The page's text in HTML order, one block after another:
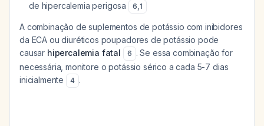
de hipercalemia perigosa
6,1
A combinação de suplementos de potássio com inibidores
da ECA ou diuréticos poupadores de potássio pode
causar hipercalemia fatal 6 . Se essa combinação for
necessária, monitore o potássio sérico a cada 5-7 dias
inicialmente
4 .